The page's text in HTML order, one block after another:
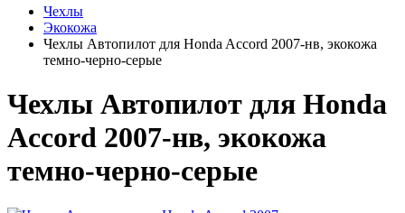
Чехлы
Экокожа
Чехлы Автопилот для Honda Accord 2007-нв, экокожа
темно-черно-серые
Чехлы Автопилот для Honda
Accord 2007-нв, экокожа
темно-черно-серые